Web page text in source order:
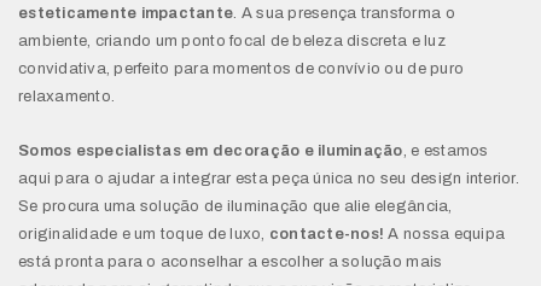
esteticamente impactante . A sua presença transforma o
ambiente, criando um ponto focal de beleza discreta e luz
convidativa, perfeito para momentos de convívio ou de puro
relaxamento.
Somos especialistas em decoração e iluminação , e estamos
aqui para o ajudar a integrar esta peça única no seu design interior.
Se procura uma solução de iluminação que alie elegância,
originalidade e um toque de luxo, contacte-nos! A nossa equipa
está pronta para o aconselhar a escolher a solução mais